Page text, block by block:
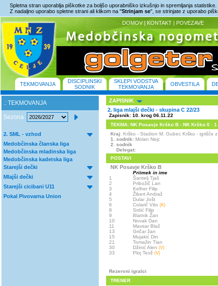
Spletna stran uporablja piškotke za boljšo uporabniško izkušnjo in spremljanja statistike.
Z nadaljno uporabo spletne strani ali klikom na "Strinjam se", se strinjate z uporabo
DOMOV | KONTAKT | POVEZAVE
TEKMOVANJA
DISCIPLINSKI
SODNIK
SKLEPI VODSTVA
TEKMOVANJA
OBVESTILA
.: TEKMOVANJA
Sezona
2. SML - vzhod
Medobčinska članska liga
Medobčinska mladinska liga
Medobčinska kadetska liga
Starejši dečki
Mlajši dečki
Starejši cicibani U11
Pokal Pivovarna Union
ZAPISNIK
2. liga mlajši dečki - skupina C 22/23
Zapisnik: 10. krog 06.11.22
TEKMA: NK Posavje Krško B - NK Krško 0 : 1
Kraj: Krško - Stadion M. Gubec Krško -
1. sodnik: Molan Nejc
2. sodnik
Delegat:
POSTAVI
NK Posavje Krško B
Priimek in ime
1
Šantelj Tjaš
2
Pribožič Lan
3
Kelher Filip
4
Žibert Andraž
5
Dular Jošt
6
Colarič Vito (K)
8
Srdić Filip
9
Blatnik Žan
10
Novak Dan
11
Mavsar Blaž
13
Gričar žan
15
Mujakić Din
21
Tomažin Tian
30
Džinić Alen (V)
33 Ploj Tevž (V)
Rezervni igralci
TRENER